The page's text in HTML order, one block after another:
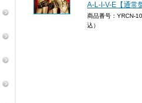
A-L-I-V-E【通常
商品番号：YRCN-
込）